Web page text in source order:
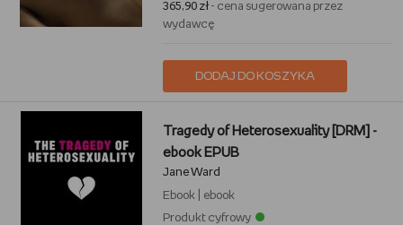
365,90 zł- cena sugerowana przez
wydawcę
DODAJ DO KOSZYKA
Tragedy of Heterosexuality [DRM] -
ebook EPUB
Jane Ward
Ebook
ebook
Produkt cyfrowy